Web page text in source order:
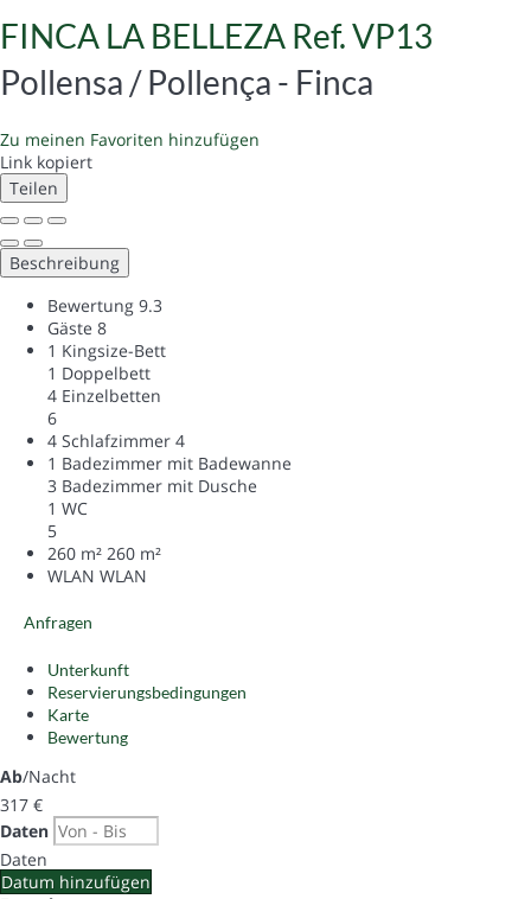
FINCA LA BELLEZA Ref. VP13
Pollensa / Pollença - Finca
Zu meinen Favoriten hinzufügen
Link kopiert
Teilen
Beschreibung
Bewertung 9.3
Gäste 8
1 Kingsize-Bett
1 Doppelbett
4 Einzelbetten
6
4 Schlafzimmer 4
1 Badezimmer mit Badewanne
3 Badezimmer mit Dusche
1 WC
5
260 m² 260 m²
WLAN WLAN
Anfragen
Unterkunft
Reservierungsbedingungen
Karte
Bewertung
Ab/Nacht
317 €
Daten
Daten
Datum hinzufügen